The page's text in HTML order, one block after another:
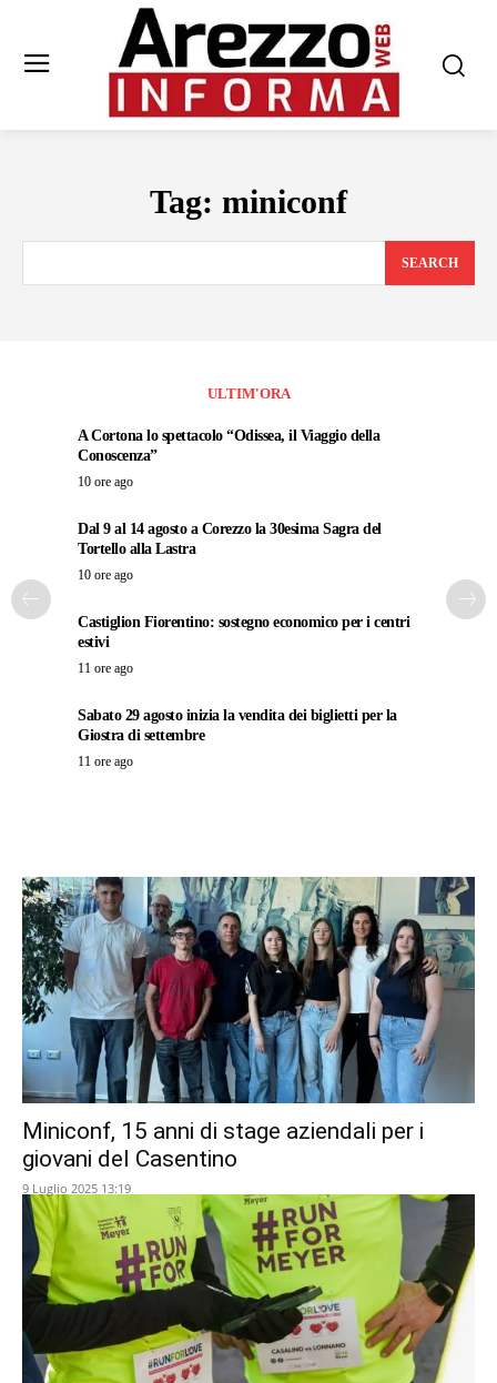
Tag: miniconf
SEARCH
ULTIM'ORA
A Cortona lo spettacolo “Odissea, il Viaggio della
Conoscenza”
10 ore ago
Dal 9 al 14 agosto a Corezzo la 30esima Sagra del
Tortello alla Lastra
10 ore ago
Castiglion Fiorentino: sostegno economico per i centri
estivi
11 ore ago
Sabato 29 agosto inizia la vendita dei biglietti per la
Giostra di settembre
11 ore ago
Miniconf, 15 anni di stage aziendali per i
giovani del Casentino
9 Luglio 2025 13:19